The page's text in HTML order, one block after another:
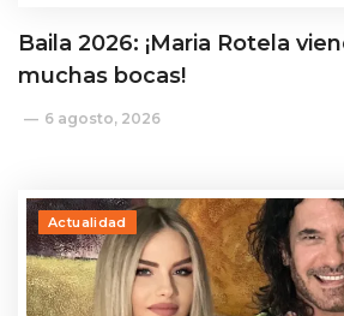
Baila 2026: ¡Maria Rotela
muchas bocas!
6 agosto, 2026
Actualidad